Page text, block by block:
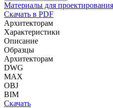
Материалы для проектирования
Скачать в PDF
Архитекторам
Характеристики
Описание
Образцы
Архитекторам
DWG
MAX
OBJ
BIM
Скачать